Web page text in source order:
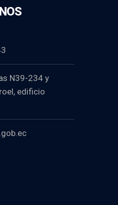
N39-234 y
edificio